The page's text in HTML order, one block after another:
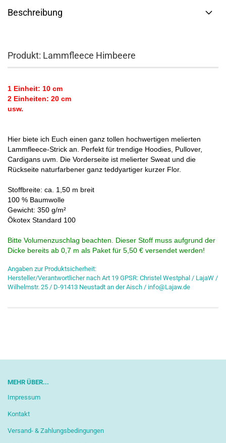
Beschreibung
Produkt: Lammfleece Himbeere
1 Einheit: 10 cm
2 Einheiten: 20 cm
usw.
Hier biete ich Euch einen ganz tollen hochwertigen melierten
Lammfleece-Strick an. Perfekt für trendige Hoodies, Pullover,
Cardigans uvm. Die Vorderseite ist melierter Sweat und die
Rückseite naturfarbener ganz teddyartiger kurzer Flor.
Stoffbreite: ca. 1,50 m breit
100 % Baumwolle
Gewicht: 350 g/m²
Ökotex Standard 100
Bitte Volumenzuschlag beachten. Dieser Stoff muss aufgrund der
Dicke bereits ab 0,7 m als Paket für 5,50 € versendet werden!
Angaben zur Produktsicherheit:
Hersteller/Verantwortlicher nach Art 19 GPSR: Christel Westphal / LajaW /
Wilhelmstr. 25 / D-91413 Neustadt an der Aisch / info@Lajaw.de
MEHR ÜBER...
Impressum
Kontakt
Versand- & Zahlungsbedingungen